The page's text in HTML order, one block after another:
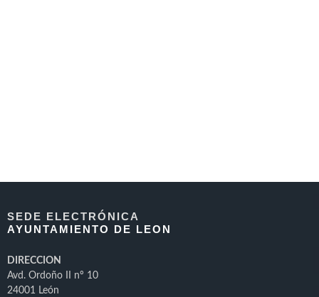
SEDE ELECTRÓNICA
AYUNTAMIENTO DE LEON
DIRECCION
Avd. Ordoño II nº 10
24001 León